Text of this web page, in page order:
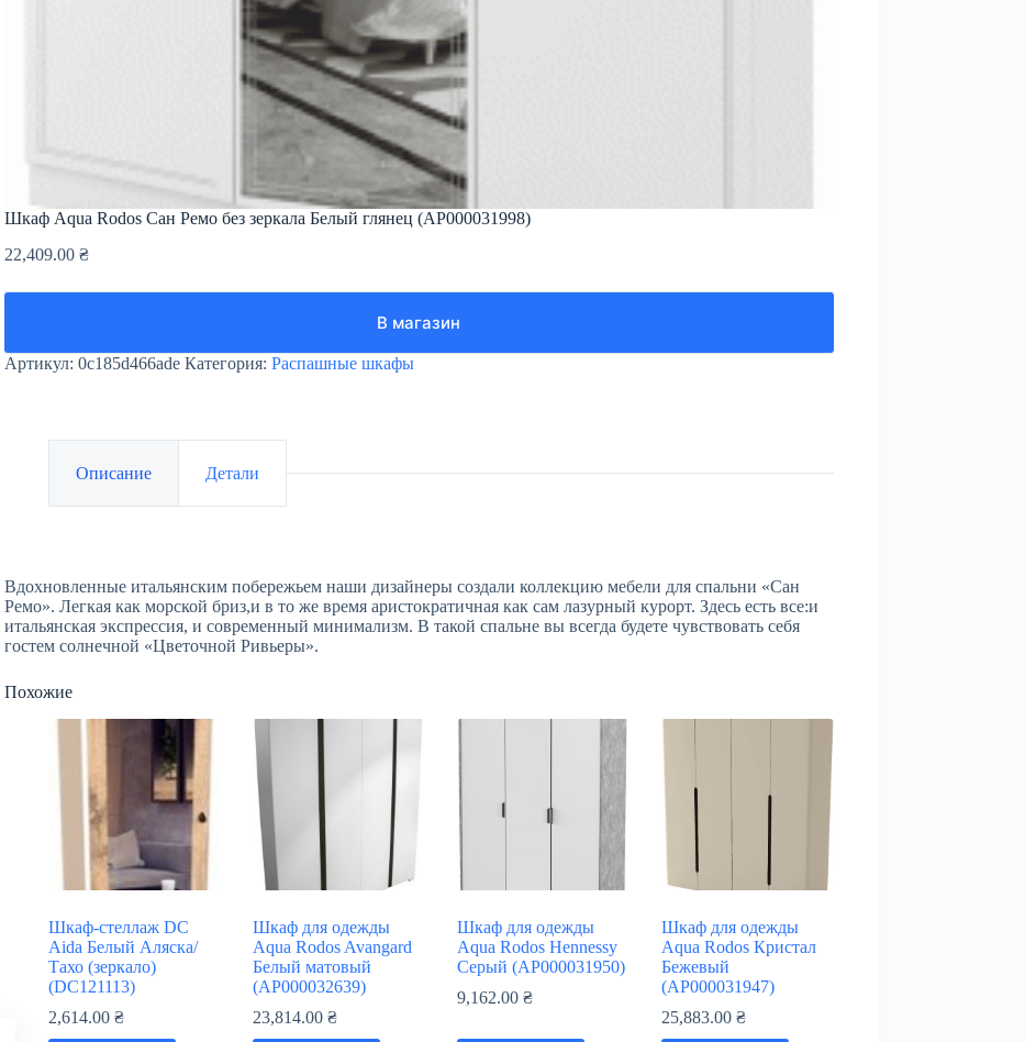
Шкаф Aqua Rodos Сан Ремо без зеркала Белый глянец (АР000031998)
22,409.00 ₴
В магазин
Артикул: 0c185d466ade Категория: Распашные шкафы
Описание Детали
Вдохновленные итальянским побережьем наши дизайнеры создали коллекцию мебели для спальни «Сан
Ремо». Легкая как морской бриз,и в то же время аристократичная как сам лазурный курорт. Здесь есть все:и
итальянская экспрессия, и современный минимализм. В такой спальне вы всегда будете чувствовать себя
гостем солнечной «Цветочной Ривьеры».
Похожие
Шкаф-стеллаж DC
Aida Белый Аляска/
Тахо (зеркало)
(DC121113)
2,614.00 ₴
Шкаф для одежды
Aqua Rodos Avangard
Белый матовый
(АР000032639)
23,814.00₴
Шкаф для одежды
Aqua Rodos Hennessy
Серый (АР000031950)
9,162.00₴
Шкаф для одежды
Aqua Rodos Кристал
Бежевый
(АР000031947)
25,883.00₴